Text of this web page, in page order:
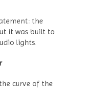
the
it was built to
lights.
curve of the